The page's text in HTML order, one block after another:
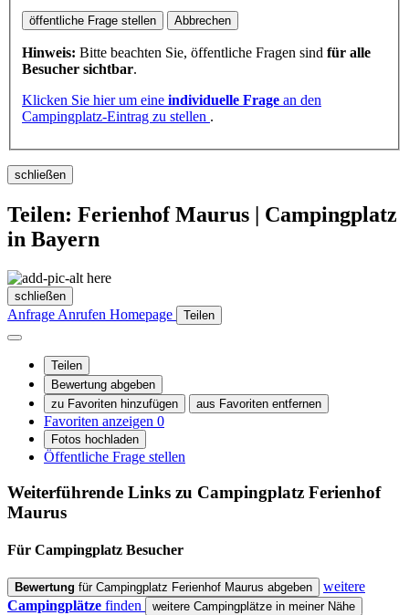
öffentliche Frage stellen Abbrechen
Hinweis: Bitte beachten Sie, öffentliche Fragen sind für alle
Besucher sichtbar.
Klicken Sie hier um eine individuelle Frage an den
Campingplatz-Eintrag zu stellen .
schließen
Teilen: Ferienhof Maurus | Campingplatz
in Bayern
schließen
Anfrage Anrufen Homepage Teilen
Teilen
Bewertung abgeben
zu Favoriten hinzufügen
aus Favoriten entfernen
Favoriten anzeigen 0
Fotos hochladen
Öffentliche Frage stellen
Weiterführende Links zu Campingplatz Ferienhof
Maurus
Für Campingplatz Besucher
Bewertung für Campingplatz Ferienhof Maurus abgeben
weitere
Campingplätze finden weitere Campingplätze in meiner Nähe